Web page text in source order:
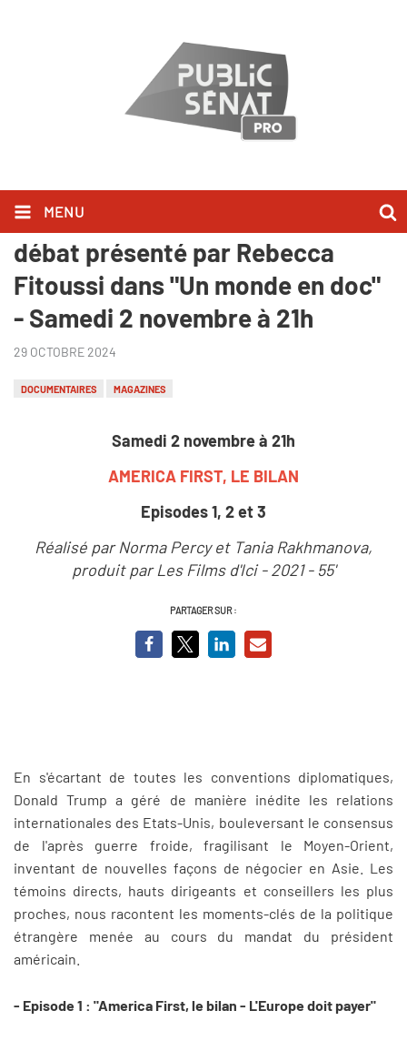
MENU
"America First, le bilan" suivi d'un
débat présenté par Rebecca
Fitoussi dans "Un monde en doc"
- Samedi 2 novembre à 21h
29 OCTOBRE 2024
DOCUMENTAIRES MAGAZINES
Samedi 2 novembre à 21h
AMERICA FIRST, LE BILAN
Episodes 1, 2 et 3
Réalisé par Norma Percy et Tania Rakhmanova,
produit par Les Films d'Ici - 2021 - 55'
PARTAGER SUR :
En s'écartant de toutes les conventions diplomatiques,
Donald Trump a géré de manière inédite les relations
internationales des Etats-Unis, bouleversant le consensus
de l'après guerre froide, fragilisant le Moyen-Orient,
inventant de nouvelles façons de négocier en Asie. Les
témoins directs, hauts dirigeants et conseillers les plus
proches, nous racontent les moments-clés de la politique
étrangère menée au cours du mandat du président
américain.
- Episode 1 : "America First, le bilan - L'Europe doit payer"